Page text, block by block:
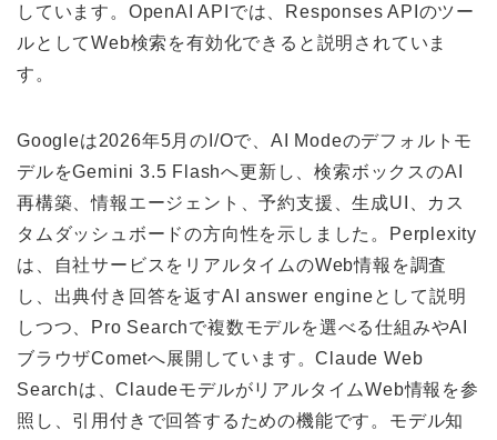
しています。OpenAI APIでは、Responses APIのツー
ルとしてWeb検索を有効化できると説明されていま
す。
Googleは2026年5月のI/Oで、AI Modeのデフォルトモ
デルをGemini 3.5 Flashへ更新し、検索ボックスのAI
再構築、情報エージェント、予約支援、生成UI、カス
タムダッシュボードの方向性を示しました。Perplexity
は、自社サービスをリアルタイムのWeb情報を調査
し、出典付き回答を返すAI answer engineとして説明
しつつ、Pro Searchで複数モデルを選べる仕組みやAI
ブラウザCometへ展開しています。Claude Web
Searchは、ClaudeモデルがリアルタイムWeb情報を参
照し、引用付きで回答するための機能です。モデル知